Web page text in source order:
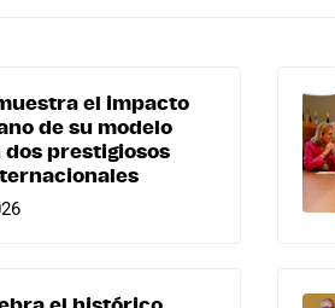
el impacto
de su modelo
prestigiosos